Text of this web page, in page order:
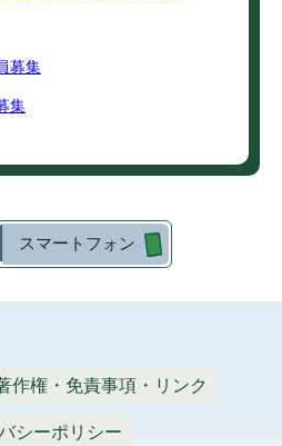
募集
集
スマートフォン
作権・免責事項・リンク
シーポリシー